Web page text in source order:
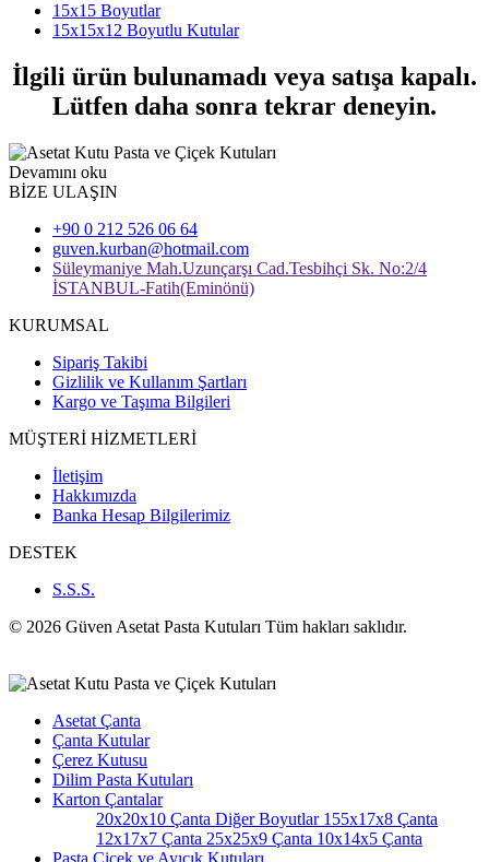
15x15 Boyutlar
15x15x12 Boyutlu Kutular
İlgili ürün bulunamadı veya satışa kapalı.
Lütfen daha sonra tekrar deneyin.
Devamını oku
BİZE ULAŞIN
+90 0 212 526 06 64
guven.kurban@hotmail.com
Süleymaniye Mah.Uzunçarşı Cad.Tesbihçi Sk. No:2/4
İSTANBUL-Fatih(Eminönü)
KURUMSAL
Sipariş Takibi
Gizlilik ve Kullanım Şartları
Kargo ve Taşıma Bilgileri
MÜŞTERİ HİZMETLERİ
İletişim
Hakkımızda
Banka Hesap Bilgilerimiz
DESTEK
S.S.S.
© 2026 Güven Asetat Pasta Kutuları Tüm hakları saklıdır.
Asetat Çanta
Çanta Kutular
Çerez Kutusu
Dilim Pasta Kutuları
Karton Çantalar
20x20x10 Çanta Diğer Boyutlar155x17x8 Çanta
12x17x7 Çanta 25x25x9 Çanta 10x14x5 Çanta
Pasta Çiçek ve Ayıcık Kutuları